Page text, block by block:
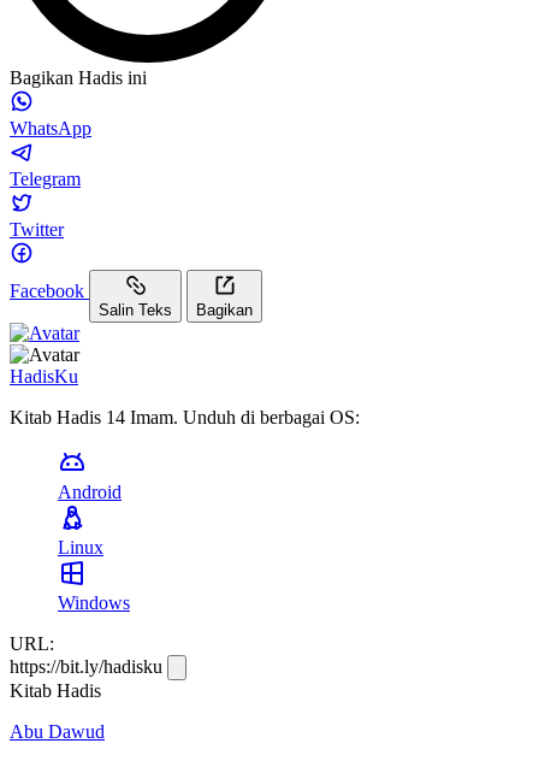
Bagikan Hadis ini
WhatsApp
Telegram
Twitter
Facebook
Salin Teks Bagikan
HadisKu
Kitab Hadis 14 Imam. Unduh di berbagai OS:
Android
Linux
Windows
URL:
https://bit.ly/hadisku
Kitab Hadis
Abu Dawud